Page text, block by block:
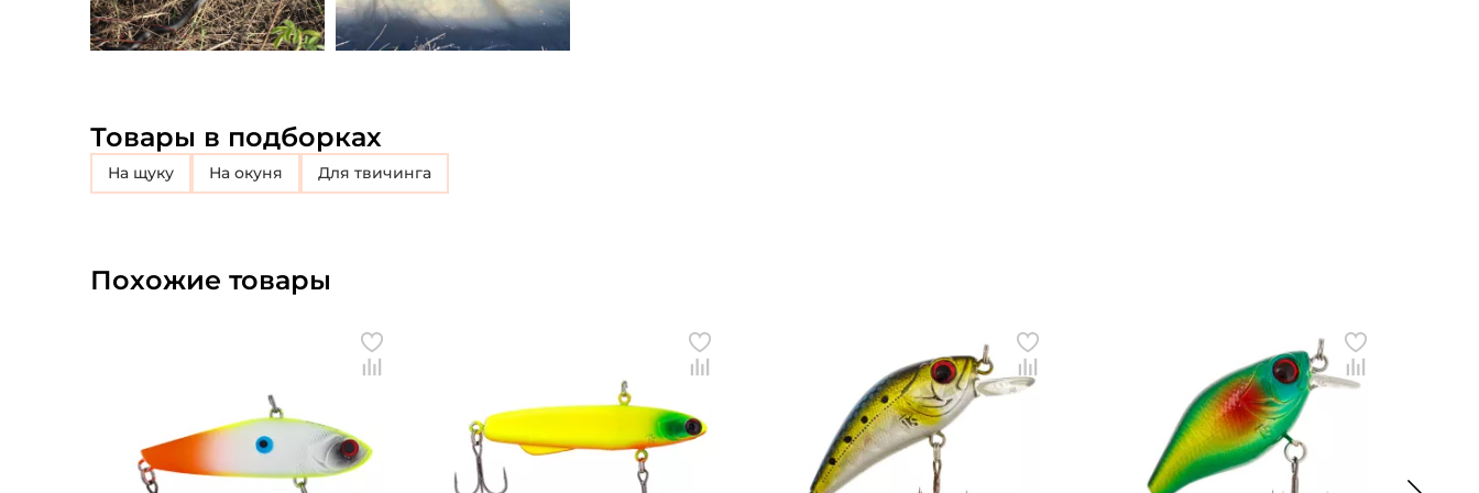
Товары в подборках
на щуку на окуня для твичинга
Похожие товары